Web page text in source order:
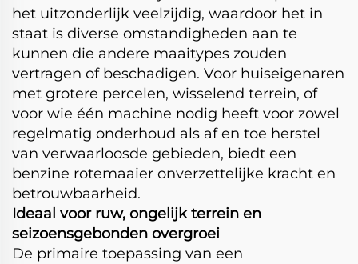
het uitzonderlijk veelzijdig, waardoor het in
staat is diverse omstandigheden aan te
kunnen die andere maaitypes zouden
vertragen of beschadigen. Voor huiseigenaren
met grotere percelen, wisselend terrein, of
voor wie één machine nodig heeft voor zowel
regelmatig onderhoud als af en toe herstel
van verwaarloosde gebieden, biedt een
benzine rotemaaier onverzettelijke kracht en
betrouwbaarheid.
Ideaal voor ruw, ongelijk terrein en
seizoensgebonden overgroei
De primaire toepassing van een